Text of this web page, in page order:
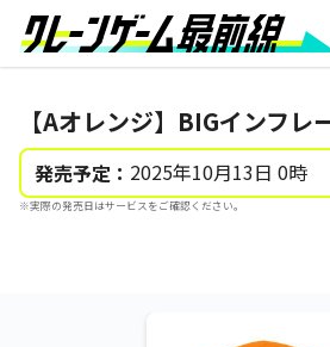
【Aオレンジ】BIGインフレ
発売予定： 2025年10月13日 0時
※実際の発売日はサービスをご確認ください。